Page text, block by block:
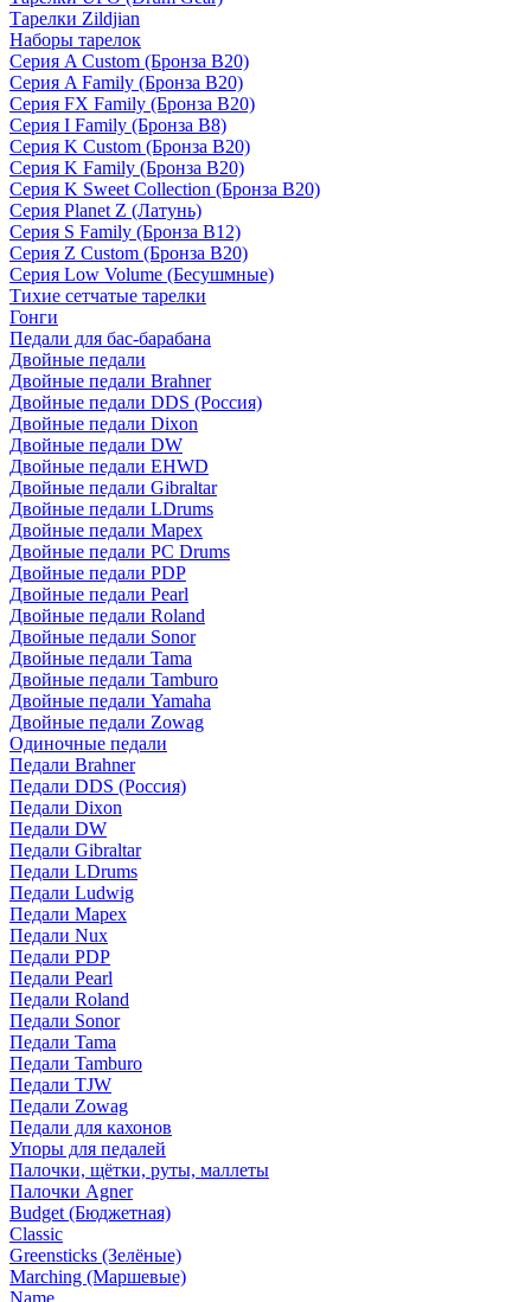
Тарелки Zildjian
Наборы тарелок
Серия A Custom (Бронза B20)
Серия A Family (Бронза B20)
Серия FX Family (Бронза B20)
Серия I Family (Бронза B8)
Серия K Custom (Бронза B20)
Серия K Family (Бронза B20)
Серия K Sweet Collection (Бронза B20)
Серия Planet Z (Латунь)
Серия S Family (Бронза B12)
Серия Z Custom (Бронза B20)
Серия Low Volume (Бесушмные)
Тихие сетчатые тарелки
Гонги
Педали для бас-барабана
Двойные педали
Двойные педали Brahner
Двойные педали DDS (Россия)
Двойные педали Dixon
Двойные педали DW
Двойные педали EHWD
Двойные педали Gibraltar
Двойные педали LDrums
Двойные педали Mapex
Двойные педали PC Drums
Двойные педали PDP
Двойные педали Pearl
Двойные педали Roland
Двойные педали Sonor
Двойные педали Tama
Двойные педали Tamburo
Двойные педали Yamaha
Двойные педали Zowag
Одиночные педали
Педали Brahner
Педали DDS (Россия)
Педали Dixon
Педали DW
Педали Gibraltar
Педали LDrums
Педали Ludwig
Педали Mapex
Педали Nux
Педали PDP
Педали Pearl
Педали Roland
Педали Sonor
Педали Tama
Педали Tamburo
Педали TJW
Педали Zowag
Педали для кахонов
Упоры для педалей
Палочки, щётки, руты, маллеты
Палочки Agner
Budget (Бюджетная)
Classic
Greensticks (Зелёные)
Marching (Маршевые)
Name